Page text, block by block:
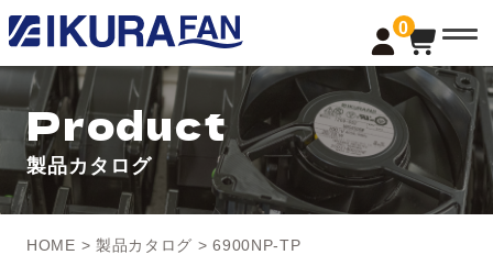
0
t
o
g
l
e
a
v
i
g
a
Product
製品カタログ
HOME > 製品カタログ > 6900NP-TP